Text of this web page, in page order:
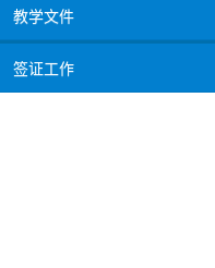
教学文件
签证工作